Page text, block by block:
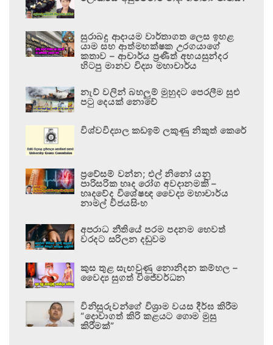
සුරාබදු ආදායම වාර්තාගත ලෙස ඉහළ
යාම සහ ආත්මභක්ෂක උරගයාගේ
කතාව – ආචාර්ය ප්‍රණීත් අභයසුන්දර
හිටපු මානව විද්‍යා මහාචාර්ය
නැව් වලින් බහලුම් මුහුදට පෙරලීම සුළු
පටු දෙයක් නොවේ
විශ්වවිද්‍යාල කඩඉම් ලකුණු නිකුත් කෙරේ
ප්‍රවේසම් වන්න; එල් නිනෝ යනු
පාරිසරික හෘද රෝග අවදානමකි –
හෘදවේද විශේෂඥ වෛද්‍ය මහාචාර්ය
නාමල් විජයසිංහ
අපරාධ නීතියේ පරම පදනම හෙවත්
වරදට සරිලන දඬුවම
කුස තුළ සැඟවුණු නොනිදන කම්හල –
වෛද්‍ය සුගත් විජේවර්ධන
විනිසුරුවන්ගේ විශ්‍රාම වයස දීර්ඝ කිරීම
“දොවාගත් කිරි කළයට ගොම මුසු
කිරීමක්”